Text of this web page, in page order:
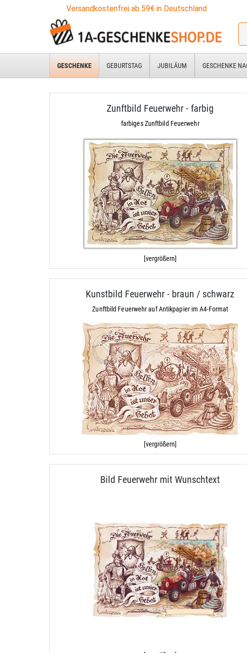
Versandkostenfrei ab 59€ in Deutschland
Ich
GESCHENKE GEBURTSTAG JUBILÄUM GESCHENKE
Zunftbild Feuerwehr - farbig
farbiges Zunftbild Feuerwehr
[vergrößern]
Kunstbild Feuerwehr - braun / schwarz
Zunftbild Feuerwehr auf Antikpapier im A4-Format
[vergrößern]
Bild Feuerwehr mit Wunschtext